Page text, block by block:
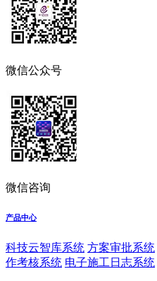
微信公众号
微信咨询
产品中心
科技云智库系统 方案审批系统
作考核系统 电子施工日志系统